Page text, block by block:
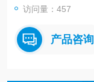
访问量：457
产品咨询